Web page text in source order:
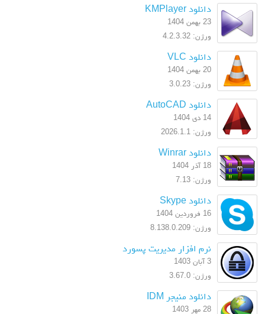
دانلود KMPlayer
23 بهمن 1404
ورژن: 4.2.3.32
دانلود VLC
20 بهمن 1404
ورژن: 3.0.23
دانلود AutoCAD
14 دی 1404
ورژن: 2026.1.1
دانلود Winrar
18 آذر 1404
ورژن: 7.13
دانلود Skype
16 فروردین 1404
ورژن: 8.138.0.209
نرم افزار مدیریت پسورد
3 آبان 1403
ورژن: 3.67.0
دانلود منیجر IDM
28 مهر 1403